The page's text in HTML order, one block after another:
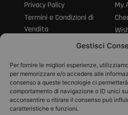
Gestisci
Per fornire le migliori esperienze,
per memorizzare e/o accedere alle
consenso a queste tecnologie ci
comportamento di navigazione o ID unici
acconsentire o ritirare il consenso può
caratteristiche e funzioni.
Privacy Policy
Termini e Condizioni di
Vendita
Informativa sul Diritto
My
Pagamenti